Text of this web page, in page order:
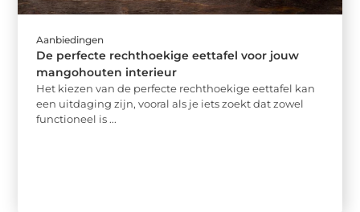
Aanbiedingen
De perfecte rechthoekige eettafel voor jouw
mangohouten interieur
Het kiezen van de perfecte rechthoekige eettafel kan
een uitdaging zijn, vooral als je iets zoekt dat zowel
functioneel is ...